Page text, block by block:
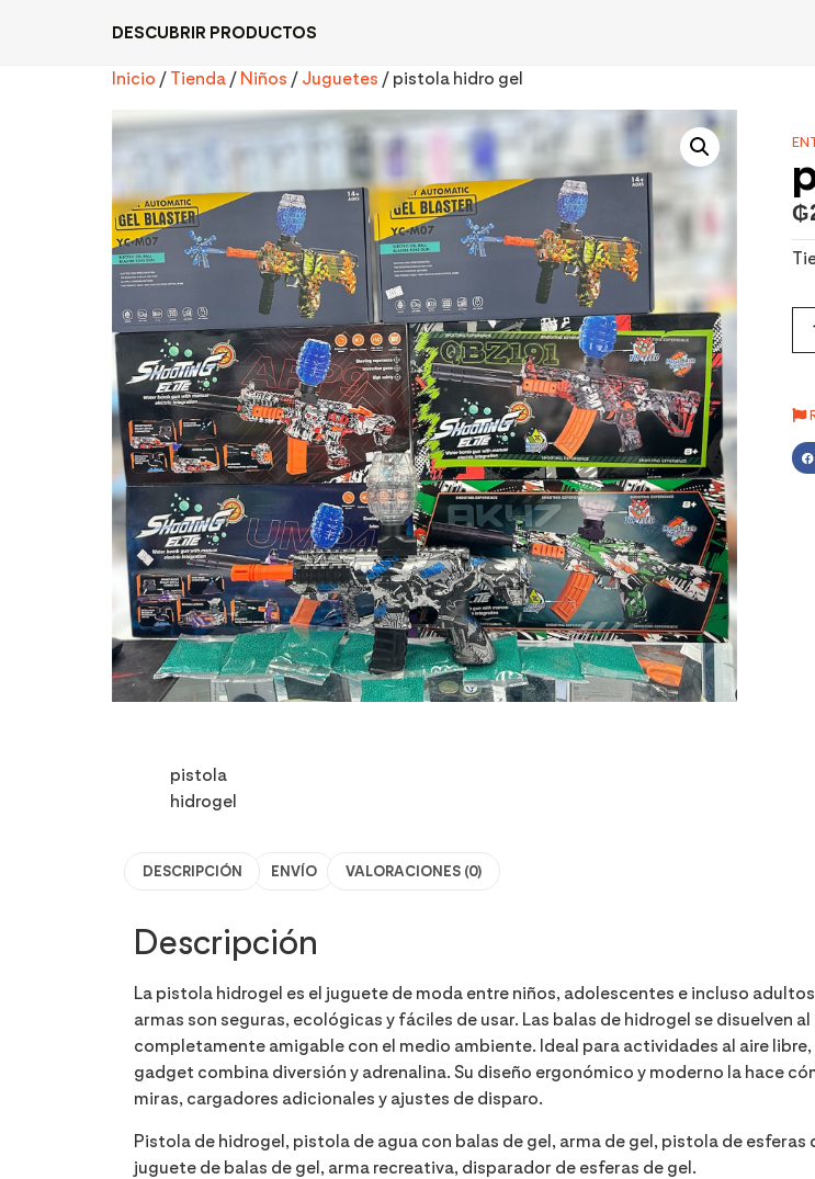
DESCUBRIR PRODUCTOS
Inicio / Tienda / Niños / Juguetes / pistola hidro gel
₲
pistola
hidrogel
DESCRIPCIÓN ENVÍO VALORACIONES (0)
Descripción
La pistola hidrogel es el juguete de moda entre niños, adolescentes e incluso
armas son seguras, ecológicas y fáciles de usar. Las balas de hidrogel se disuelven
completamente amigable con el medio ambiente. Ideal para actividades al aire
gadget combina diversión y adrenalina. Su diseño ergonómico y moderno la hace
miras, cargadores adicionales y ajustes de disparo.
Pistola de hidrogel, pistola de agua con balas de gel, arma de gel, pistola de
juguete de balas de gel, arma recreativa, disparador de esferas de gel.